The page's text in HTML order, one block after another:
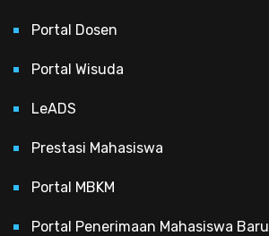
Portal Dosen
Portal Wisuda
LeADS
Prestasi Mahasiswa
Portal MBKM
Portal Penerimaan Mahasiswa Baru